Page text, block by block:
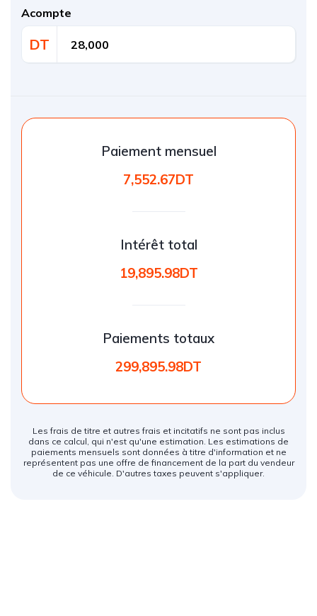
Acompte
DT
Paiement mensuel
7,552.67DT
Intérêt total
19,895.98DT
Paiements totaux
299,895.98DT
Les frais de titre et autres frais et incitatifs ne sont pas inclus
dans ce calcul, qui n'est qu'une estimation. Les estimations de
paiements mensuels sont données à titre d'information et ne
représentent pas une offre de financement de la part du vendeur
de ce véhicule. D'autres taxes peuvent s'appliquer.